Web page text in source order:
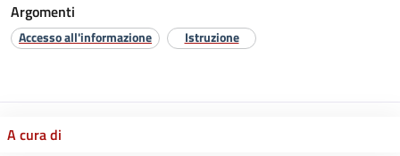
Argomenti
Accesso all'informazione Istruzione
A cura di